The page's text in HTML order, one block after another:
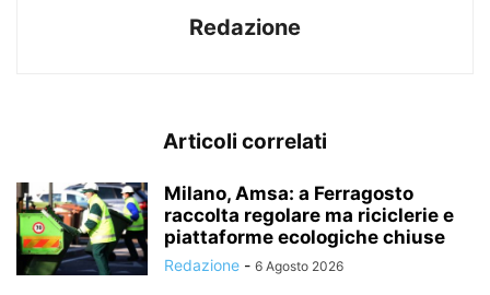
Redazione
Articoli correlati
Milano, Amsa: a Ferragosto
raccolta regolare ma riciclerie e
piattaforme ecologiche chiuse
Redazione - 6 Agosto 2026